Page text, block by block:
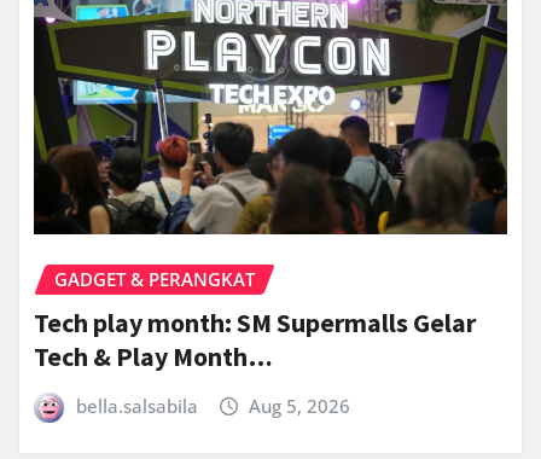
GADGET & PERANGKAT
Tech play month: SM Supermalls Gelar
Tech & Play Month…
bella.salsabila Aug 5, 2026